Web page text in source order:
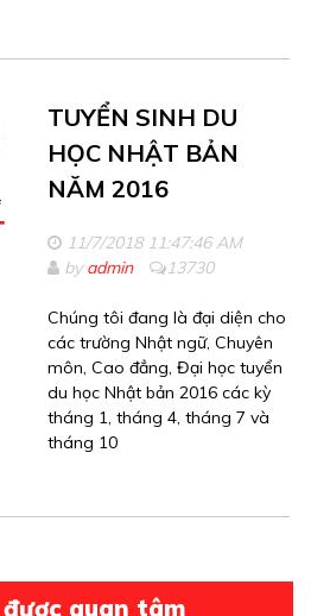
TUYỂN SINH DU
HỌC NHẬT BẢN
NĂM 2016
11/7/2018 11:47:46 AM
byadmin 13730
Chúng tôi đang là đại diện cho
các trường Nhật ngữ, Chuyên
môn, Cao đẳng, Đại học tuyển
du học Nhật bản 2016 các kỳ
tháng 1, tháng 4, tháng 7 và
tháng 10
quan tâm